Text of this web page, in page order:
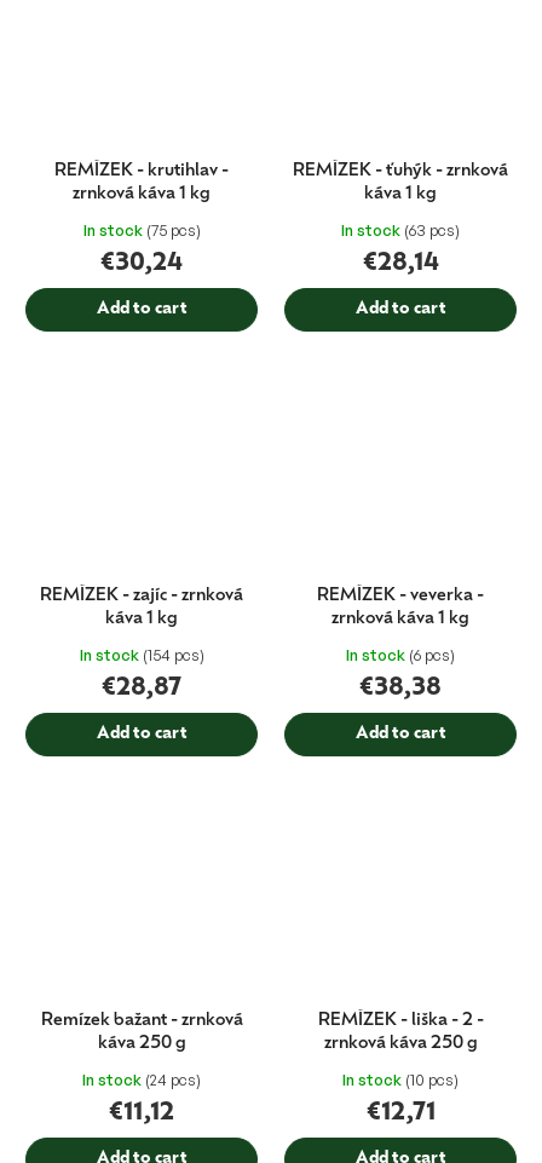
REMÍZEK - krutihlav -
zrnková káva 1 kg
In stock (75 pcs)
€30,24
Add to cart
REMÍZEK - ťuhýk - zrnková
káva 1 kg
In stock (63 pcs)
€28,14
Add to cart
REMÍZEK - zajíc - zrnková
káva 1 kg
In stock (154 pcs)
€28,87
Add to cart
REMÍZEK - veverka -
zrnková káva 1 kg
In stock (6 pcs)
€38,38
Add to cart
Remízek bažant - zrnková
káva 250 g
In stock (24 pcs)
€11,12
Add to cart
REMÍZEK - liška - 2 -
zrnková káva 250 g
In stock (10 pcs)
€12,71
Add to cart